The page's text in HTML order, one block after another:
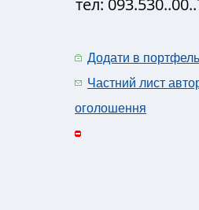
Додати в портфель
Частний лист
оголошення